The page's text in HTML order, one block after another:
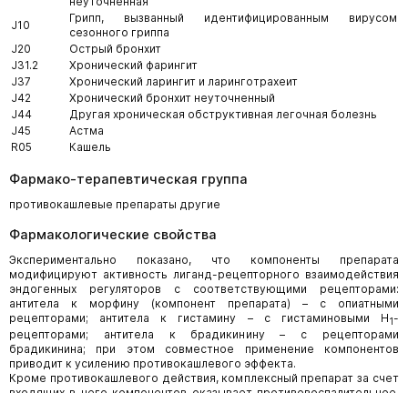
J10
Грипп, вызванный идентифицированным вирусом
сезонного гриппа
J20
Острый бронхит
J31.2
Хронический фарингит
J37
Хронический ларингит и ларинготрахеит
J42
Хронический бронхит неуточненный
J44
Другая хроническая обструктивная легочная болезнь
J45
Астма
R05
Кашель
Фармако-терапевтическая группа
противокашлевые препараты другие
Фармакологические свойства
Экспериментально показано, что компоненты препарата
модифицируют активность лиганд-рецепторного взаимодействия
эндогенных регуляторов с соответствующими рецепторами:
антитела к морфину (компонент препарата) – с опиатными
рецепторами; антитела к гистамину – с гистаминовыми H1-
рецепторами; антитела к брадикинину – с рецепторами
брадикинина; при этом совместное применение компонентов
приводит к усилению противокашлевого эффекта.
Кроме противокашлевого действия, комплексный препарат за счет